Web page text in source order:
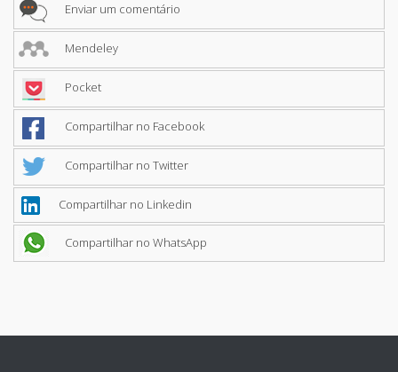
Enviar um comentário
Mendeley
Pocket
Compartilhar no Facebook
Compartilhar no Twitter
Compartilhar no Linkedin
Compartilhar no WhatsApp